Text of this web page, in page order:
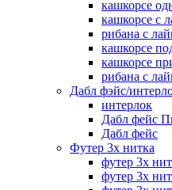
кашкорсе
кашкорсе с
рибана с
кашкорсе
кашкорсе
рибана с
Дабл фэйс/
интерлок
Дабл фейс
Дабл фейс
Футер 3х нитка
футер 3х
футер 3х